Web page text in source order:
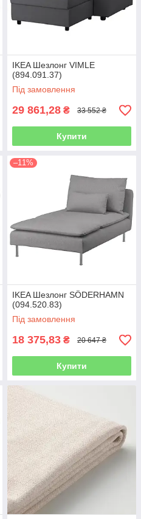
IKEA Шезлонг VIMLE
(894.091.37)
Під замовлення
29 861,28 ₴ 33 552 ₴
Купити
–11%
IKEA Шезлонг SÖDERHAMN
(094.520.83)
Під замовлення
18 375,83 ₴ 20 647 ₴
Купити